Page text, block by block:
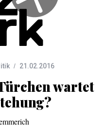
21.02.2016
wartet